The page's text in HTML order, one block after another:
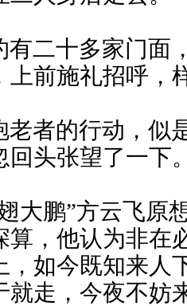
二十多家门面
上前施礼招呼，
者的行动，似
回头张望了一下
大鹏”方云飞原
算，他认为非在
，如今既知来人
就走，今夜不妨